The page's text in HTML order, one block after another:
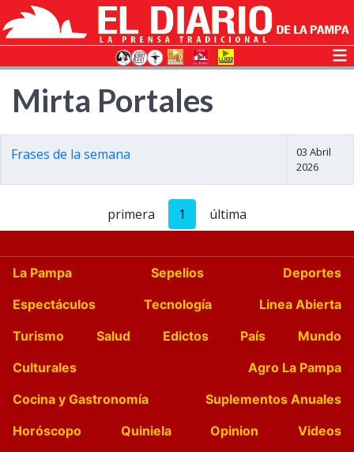
Mirta Portales
Frases de la semana
03 Abril
2026
primera 1 última
La Pampa Sepelios
Deportes
Espectáculos
Tecnología
Linea Abierta
Turismo
Salud Edictos País
Mundo
Culturales
Agro La Pampa
Cocina y Gastronomía
Suplementos Anuales
Horóscopo
Quiniela Opinion
Videos